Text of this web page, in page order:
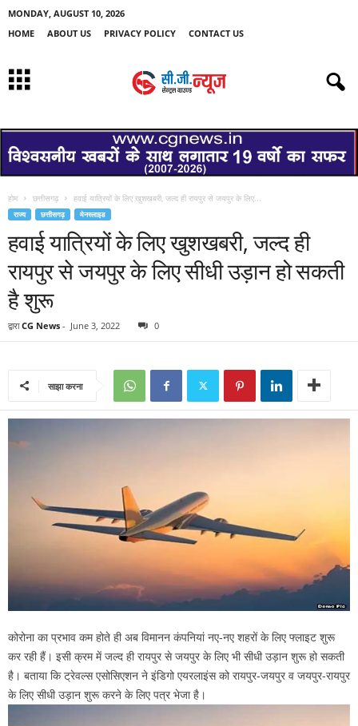
MONDAY, AUGUST 10, 2026
HOME
ABOUT US PRIVACY POLICY CONTACT US
होम छत्तीसगढ़ हवाई यात्रियों के लिए खुशखबरी, जल्द ही रायपुर से जयपुर के लिए...
राज्य छत्तीसगढ़ मेनस्लाइड
हवाई यात्रियों के लिए खुशखबरी, जल्द ही
रायपुर से जयपुर के लिए सीधी उड़ान हो सकती
है शुरू
द्वारा CG News - June 3, 2022 0
साझा करना
कोरोना का प्रभाव कम होते ही अब विमानन कंपनियां नए-नए शहरों के लिए फ्लाइट शुरू
कर रही हैं। इसी क्रम में जल्द ही रायपुर से जयपुर के लिए भी सीधी उड़ान शुरू हो सकती
है। बताया कि ट्रेवल्स एसोसिएशन ने इंडिगो एयरलाइंस को रायपुर-जयपुर व जयपुर-रायपुर
के लिए सीधी उड़ान शुरू करने के लिए पत्र भेजा है।